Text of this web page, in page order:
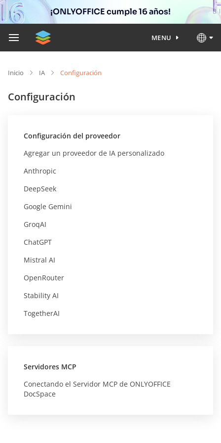
¡ONLYOFFICE cumple 16 años!
MENU
Inicio IA Configuración
Configuración
Configuración del proveedor
Agregar un proveedor de IA personalizado
Anthropic
DeepSeek
Google Gemini
GroqAI
ChatGPT
Mistral AI
OpenRouter
Stability AI
TogetherAI
Servidores MCP
Conectando el Servidor MCP de ONLYOFFICE
DocSpace